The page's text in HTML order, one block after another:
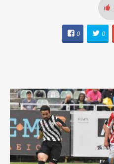
0 0